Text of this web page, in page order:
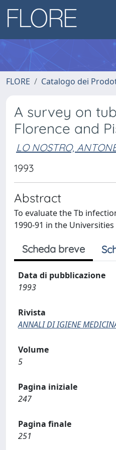
FLORE Catalogo dei
A survey on
Florence and
LO NOSTRO,
1993
Abstract
To evaluate the Tb
1990-91 in the
Scheda breve
Data di pubblicazione
1993
Rivista
ANNALI DI IGIENE
Volume
5
Pagina iniziale
247
Pagina finale
251